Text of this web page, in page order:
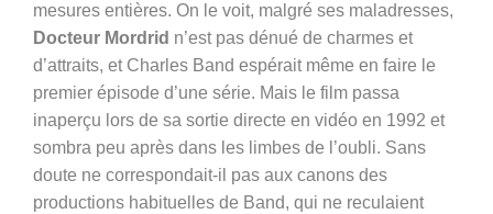
mesures entières. On le voit, malgré ses maladresses,
Docteur Mordrid n’est pas dénué de charmes et
d’attraits, et Charles Band espérait même en faire le
premier épisode d’une série. Mais le film passa
inaperçu lors de sa sortie directe en vidéo en 1992 et
sombra peu après dans les limbes de l’oubli. Sans
doute ne correspondait-il pas aux canons des
productions habituelles de Band, qui ne reculaient